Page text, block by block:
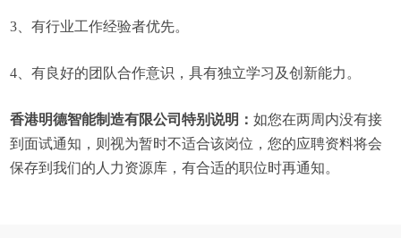
3、有行业工作经验者优先。
4、有良好的团队合作意识，具有独立学习及创新能力。
香港明德智能制造有限公司特别说明：如您在两周内没有接
到面试通知，则视为暂时不适合该岗位，您的应聘资料将会
保存到我们的人力资源库，有合适的职位时再通知。